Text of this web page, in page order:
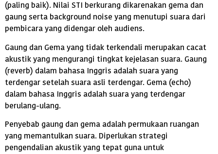
(paling baik). Nilai STI berkurang dikarenakan gema dan
gaung serta background noise yang menutupi suara dari
pembicara yang didengar oleh audiens.
Gaung dan Gema yang tidak terkendali merupakan cacat
akustik yang mengurangi tingkat kejelasan suara. Gaung
(reverb) dalam bahasa Inggris adalah suara yang
terdengar setelah suara asli terdengar. Gema (echo)
dalam bahasa Inggris adalah suara yang terdengar
berulang-ulang.
Penyebab gaung dan gema adalah permukaan ruangan
yang memantulkan suara. Diperlukan strategi
pengendalian akustik yang tepat guna untuk